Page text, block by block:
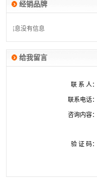
经销品牌
信息没有信息
给我留言
联 系 人：
联系电话：
咨询内容：
验 证 码：